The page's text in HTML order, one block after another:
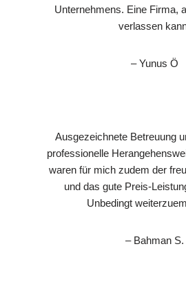
Unternehmens. Eine Firma,
verlassen
– Yunus Ö
Ausgezeichnete Betreuung
professionelle
waren für mich zudem der
und das gute Preis-
Unbedingt
– Bahman S.